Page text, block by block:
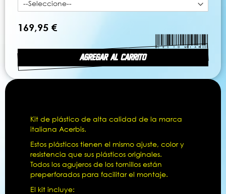
AGREGAR AL CARRITO
169,95 €
Kit de plástico de alta calidad de la marca
italiana Acerbis.
Estos plásticos tienen el mismo ajuste, color y
resistencia que sus plásticos originales.
Todos los agujeros de los tornillos están
preperforados para facilitar el montaje.
El kit incluye: